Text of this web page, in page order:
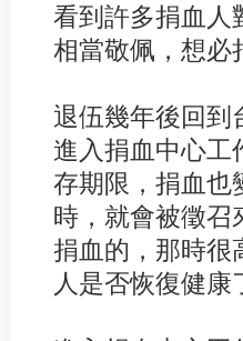
看到許多捐血人
相當敬佩，想必
退伍幾年後回到
進入捐血中心工
存期限，捐血也
時，就會被徵召
捐血的，那時很
人是否恢復健康